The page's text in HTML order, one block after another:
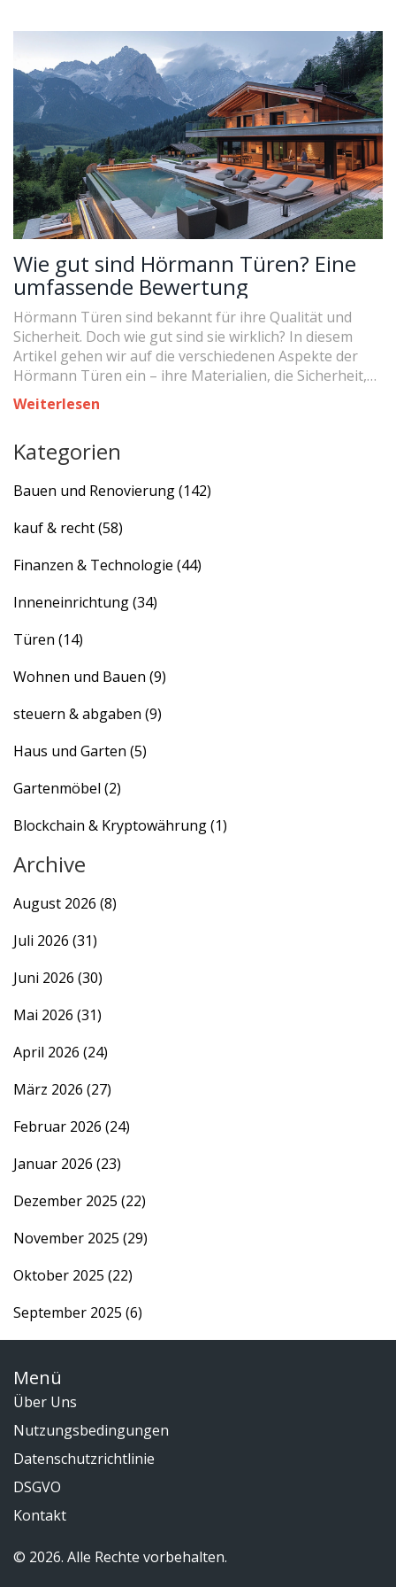
Wie gut sind Hörmann Türen? Eine
umfassende Bewertung
Hörmann Türen sind bekannt für ihre Qualität und
Sicherheit. Doch wie gut sind sie wirklich? In diesem
Artikel gehen wir auf die verschiedenen Aspekte der
Hörmann Türen ein – ihre Materialien, die Sicherheit,
das Design und die Energieeffizienz. Wir bieten Ihnen
hilfreiche Tipps zur Auswahl und Pflege Ihrer Türen.
Weiterlesen
Kategorien
Bauen und Renovierung(142)
kauf & recht(58)
Finanzen & Technologie (44)
Inneneinrichtung(34)
Türen (14)
Wohnen und Bauen (9)
steuern & abgaben (9)
Haus und Garten (5)
Gartenmöbel (2)
Blockchain & Kryptowährung(1)
Archive
August 2026 (8)
Juli 2026 (31)
Juni 2026 (30)
Mai 2026 (31)
April 2026 (24)
März 2026 (27)
Februar 2026 (24)
Januar 2026 (23)
Dezember 2025 (22)
November 2025 (29)
Oktober 2025 (22)
September 2025 (6)
Menü
Über Uns
Nutzungsbedingungen
Datenschutzrichtlinie
DSGVO
Kontakt
© 2026. Alle Rechte vorbehalten.